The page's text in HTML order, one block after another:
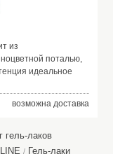
из
поталью,
идеальное
возможна доставка
гель-лаков
/ Гель-лаки